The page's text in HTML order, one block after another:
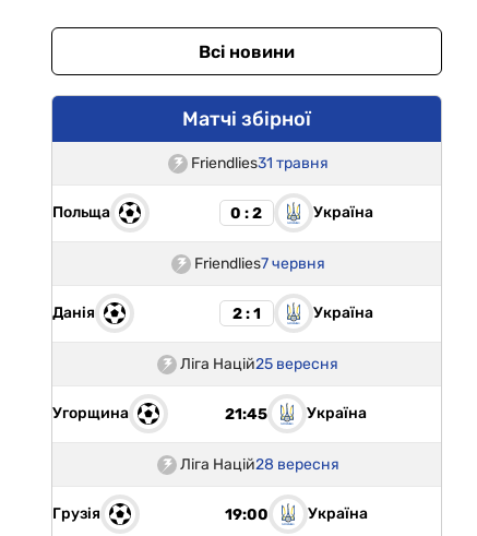
Всі новини
Матчі збірної
Friendlies31 травня
Польща 0 : 2 Україна
Friendlies7 червня
Данія 2 : 1 Україна
Ліга Націй25 вересня
Угорщина 21:45 Україна
Ліга Націй28 вересня
Грузія 19:00 Україна